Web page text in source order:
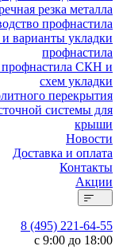
резка металла
профнастила
и варианты укладки
профнастила
профнастила СКН и
схем укладки
перекрытия
системы для
крыши
Новости
Доставка и оплата
Контакты
Акции
8 (495) 221-64-55
с 9:00 до 18:00